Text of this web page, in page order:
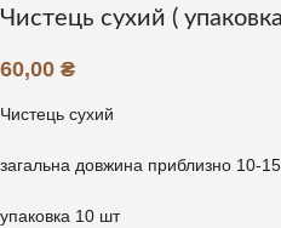
Чистець сухий (
60,00 ₴
Чистець сухий
загальна довжина приблизно 10-
упаковка 10 шт